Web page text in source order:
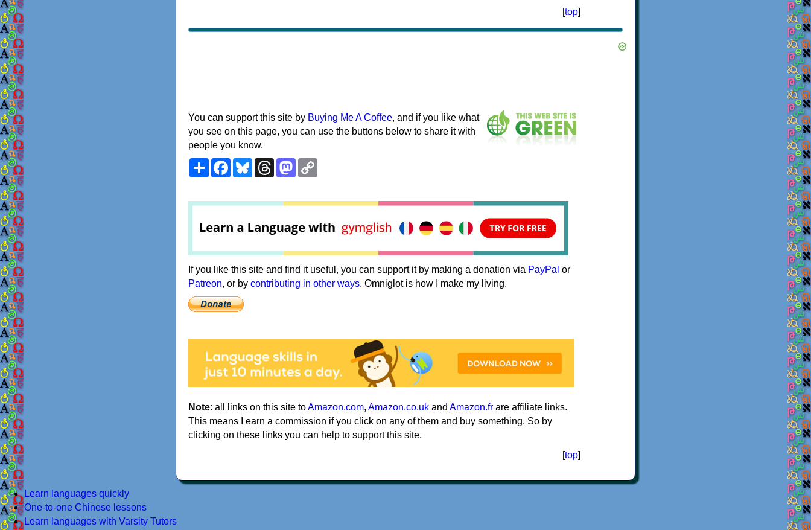
[top]
You can support this site by Buying Me A Coffee, and if you like what
you see on this page, you can use the buttons below to share it with
people you know.
ShareFacebookBlueskyThreadsMastodon
If you like this site and find it useful, you can support it by making a donation via PayPal or
Patreon, or by contributing in other ways. Omniglot is how I make my living.
Note: all links on this site toAmazon.com, Amazon.co.uk and Amazon.fr are affiliate links.
This means I earn a commission if you click on any of them and buy something. So by
clicking on these links you can help to support this site.
[top]
Learn languages quickly
One-to-one Chinese lessons
Learn languages with Varsity Tutors